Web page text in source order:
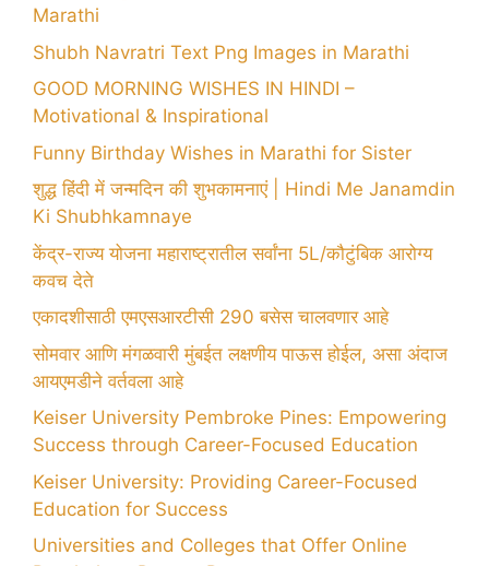
Marathi
Shubh Navratri Text Png Images in Marathi
GOOD MORNING WISHES IN HINDI –
Motivational & Inspirational
Funny Birthday Wishes in Marathi for Sister
शुद्ध हिंदी में जन्मदिन की शुभकामनाएं | Hindi Me Janamdin
Ki Shubhkamnaye
केंद्र-राज्य योजना महाराष्ट्रातील सर्वांना 5L/कौटुंबिक आरोग्य
कवच देते
एकादशीसाठी एमएसआरटीसी 290 बसेस चालवणार आहे
सोमवार आणि मंगळवारी मुंबईत लक्षणीय पाऊस होईल, असा अंदाज
आयएमडीने वर्तवला आहे
Keiser University Pembroke Pines: Empowering
Success through Career-Focused Education
Keiser University: Providing Career-Focused
Education for Success
Universities and Colleges that Offer Online